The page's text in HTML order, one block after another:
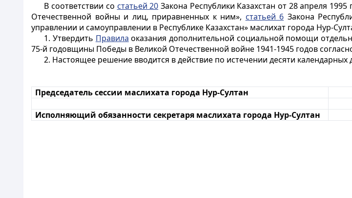
В соответствии со статьей 20 Закона Республики Казахстан от 28 апреля
Отечественной войны и лиц, приравненных к ним», статьей 6 Закона
управлении и самоуправлении в Республике Казахстан» маслихат города Нур-
1. Утвердить Правила оказания дополнительной социальной помощи
75-й годовщины Победы в Великой Отечественной войне 1941-1945 годов
2. Настоящее решение вводится в действие по истечении десяти
Председатель сессии маслихата города Нур-Султан
Исполняющий обязанности секретаря маслихата города Нур-Султан